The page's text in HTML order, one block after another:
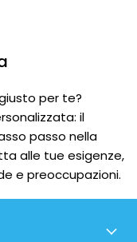
per te?
il
passo nella
alle tue esigenze,
e preoccupazioni.